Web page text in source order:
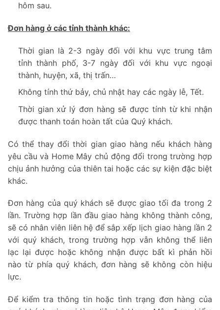
hôm sau.
Đơn hàng ở các tỉnh thành khác:
Thời gian là 2-3 ngày đối với khu vực trung tâm
tỉnh thành phố, 3-7 ngày đối với khu vực ngoại
thành, huyện, xã, thị trấn…
Không tính thứ bảy, chủ nhật hay các ngày lễ, Tết.
Thời gian xử lý đơn hàng sẽ được tính từ khi nhận
được thanh toán hoàn tất của Quý khách.
Có thể thay đổi thời gian giao hàng nếu khách hàng
yêu cầu và Home Mây chủ động đổi trong trường hợp
chịu ảnh hưởng của thiên tai hoặc các sự kiện đặc biệt
khác.
Đơn hàng của quý khách sẽ được giao tối đa trong 2
lần. Trường hợp lần đầu giao hàng không thành công,
sẽ có nhân viên liên hệ để sắp xếp lịch giao hàng lần 2
với quý khách, trong trường hợp vẫn không thể liên
lạc lại được hoặc không nhận được bất kì phản hồi
nào từ phía quý khách, đơn hàng sẽ không còn hiệu
lực.
Để kiểm tra thông tin hoặc tình trạng đơn hàng của